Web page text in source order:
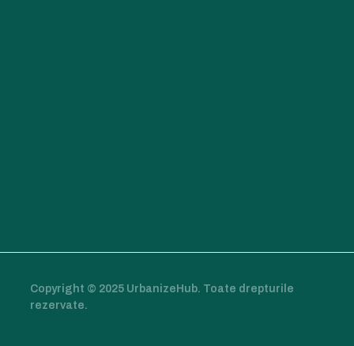
Copyright © 2025 UrbanizeHub. Toate drepturile
rezervate.